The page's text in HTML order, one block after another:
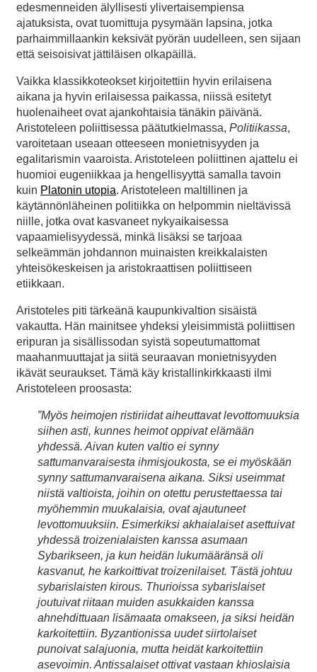
edesmenneiden älyllisesti ylivertaisempiensa
ajatuksista, ovat tuomittuja pysymään lapsina, jotka
parhaimmillaankin keksivät pyörän uudelleen, sen sijaan
että seisoisivat jättiläisen olkapäillä.
Vaikka klassikkoteokset kirjoitettiin hyvin erilaisena
aikana ja hyvin erilaisessa paikassa, niissä esitetyt
huolenaiheet ovat ajankohtaisia tänäkin päivänä.
Aristoteleen poliittisessa päätutkielmassa, Politiikassa,
varoitetaan useaan otteeseen monietnisyyden ja
egalitarismin vaaroista. Aristoteleen poliittinen ajattelu ei
huomioi eugeniikkaa ja hengellisyyttä samalla tavoin
kuin Platonin utopia. Aristoteleen maltillinen ja
käytännönläheinen politiikka on helpommin nieltävissä
niille, jotka ovat kasvaneet nykyaikaisessa
vapaamielisyydessä, minkä lisäksi se tarjoaa
selkeämmän johdannon muinaisten kreikkalaisten
yhteisökeskeisen ja aristokraattisen poliittiseen
etiikkaan.
Aristoteles piti tärkeänä kaupunkivaltion sisäistä
vakautta. Hän mainitsee yhdeksi yleisimmistä poliittisen
eripuran ja sisällissodan syistä sopeutumattomat
maahanmuuttajat ja siitä seuraavan monietnisyyden
ikävät seuraukset. Tämä käy kristallinkirkkaasti ilmi
Aristoteleen proosasta:
”Myös heimojen ristiriidat aiheuttavat levottomuuksia
siihen asti, kunnes heimot oppivat elämään
yhdessä. Aivan kuten valtio ei synny
sattumanvaraisesta ihmisjoukosta, se ei myöskään
synny sattumanvaraisena aikana. Siksi useimmat
niistä valtioista, joihin on otettu perustettaessa tai
myöhemmin muukalaisia, ovat ajautuneet
levottomuuksiin. Esimerkiksi akhaialaiset asettuivat
yhdessä troizenialaisten kanssa asumaan
Sybarikseen, ja kun heidän lukumääränsä oli
kasvanut, he karkoittivat troizenilaiset. Tästä johtuu
sybarislaisten kirous. Thurioissa sybarislaiset
joutuivat riitaan muiden asukkaiden kanssa
ahnehdittuaan lisämaata omakseen, ja siksi heidän
karkoitettiin. Byzantionissa uudet siirtolaiset
punoivat salajuonia, mutta heidät karkoitettiin
asevoimin. Antissalaiset ottivat vastaan khioslaisia